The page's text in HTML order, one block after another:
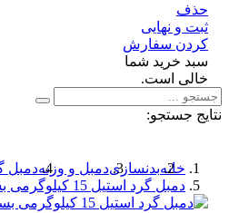
و نهایی
سفارش
خرید شما
است.
جستجو:
خانهبدنسازیدمبل و وزنهدمبل گرد
دمبل گرد استیل 15 کیلوگرمی بسته دو عددی